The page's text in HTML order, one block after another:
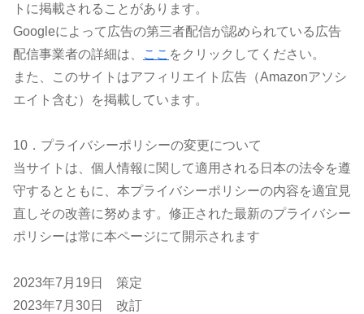
トに掲載されることがあります。
Googleによって広告の第三者配信が認められている広告
配信事業者の詳細は、
ここ をクリックしてください。
また、このサイトはアフィリエイト広告（Amazonアソシ
エイト含む）を掲載しています。
10．プライバシーポリシーの変更について
当サイトは、個人情報に関して適用される日本の法令を遵
守するとともに、本プライバシーポリシーの内容を適宜見
直しその改善に努めます。修正された最新のプライバシー
ポリシーは常に本ページにて開示されます
2023年7月19日 策定
2023年7月30日 改訂